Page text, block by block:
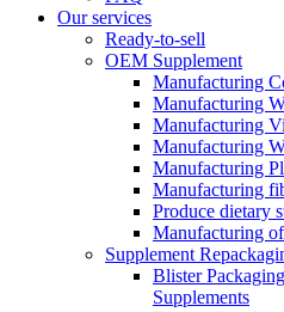
Our services
Ready-to-sell
OEM Supplement
Manufacturing
Manufacturing
Manufacturing
Manufacturing
Manufacturing
Manufacturing
Produce dietary
Manufacturing
Supplement
Blister
Supplements​